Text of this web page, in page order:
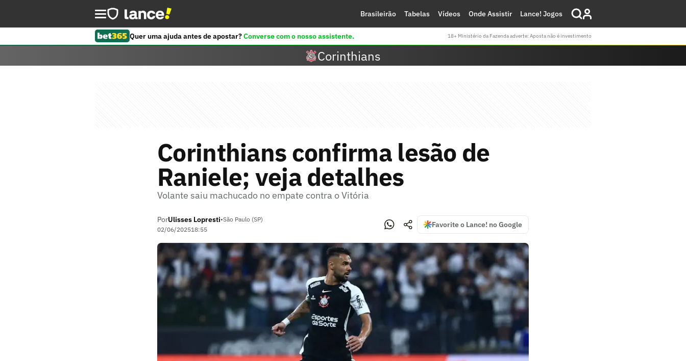
Brasileirão Tabelas Vídeos Onde Assistir Lance! Jogos
Quer uma ajuda antes de apostar?Converse com o nosso assistente. 18+ Ministério da Fazenda adverte: Aposta não é investimento
Corinthians
Corinthians confirma lesão de
Raniele; veja detalhes
Volante saiu machucado no empate contra o Vitória
PorUlisses Lopresti•São Paulo (SP)
02/06/202518:55
Favorite o Lance! no Google